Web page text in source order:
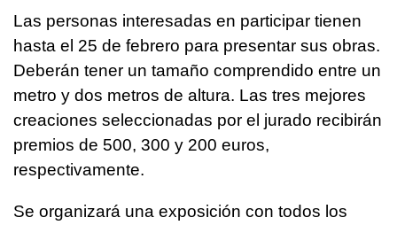
Las personas interesadas en participar tienen
hasta el 25 de febrero para presentar sus obras.
Deberán tener un tamaño comprendido entre un
metro y dos metros de altura. Las tres mejores
creaciones seleccionadas por el jurado recibirán
premios de 500, 300 y 200 euros,
respectivamente.
Se organizará una exposición con todos los